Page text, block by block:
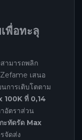
พื่อทะลุ
ามารถพลิก
เสนอ
การเติบโตตาม
100K ที่ 0,14
อัตราส่วน
ะทัดรัด Max
จัดส่ง